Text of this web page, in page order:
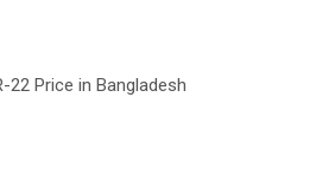
22 Price in Bangladesh